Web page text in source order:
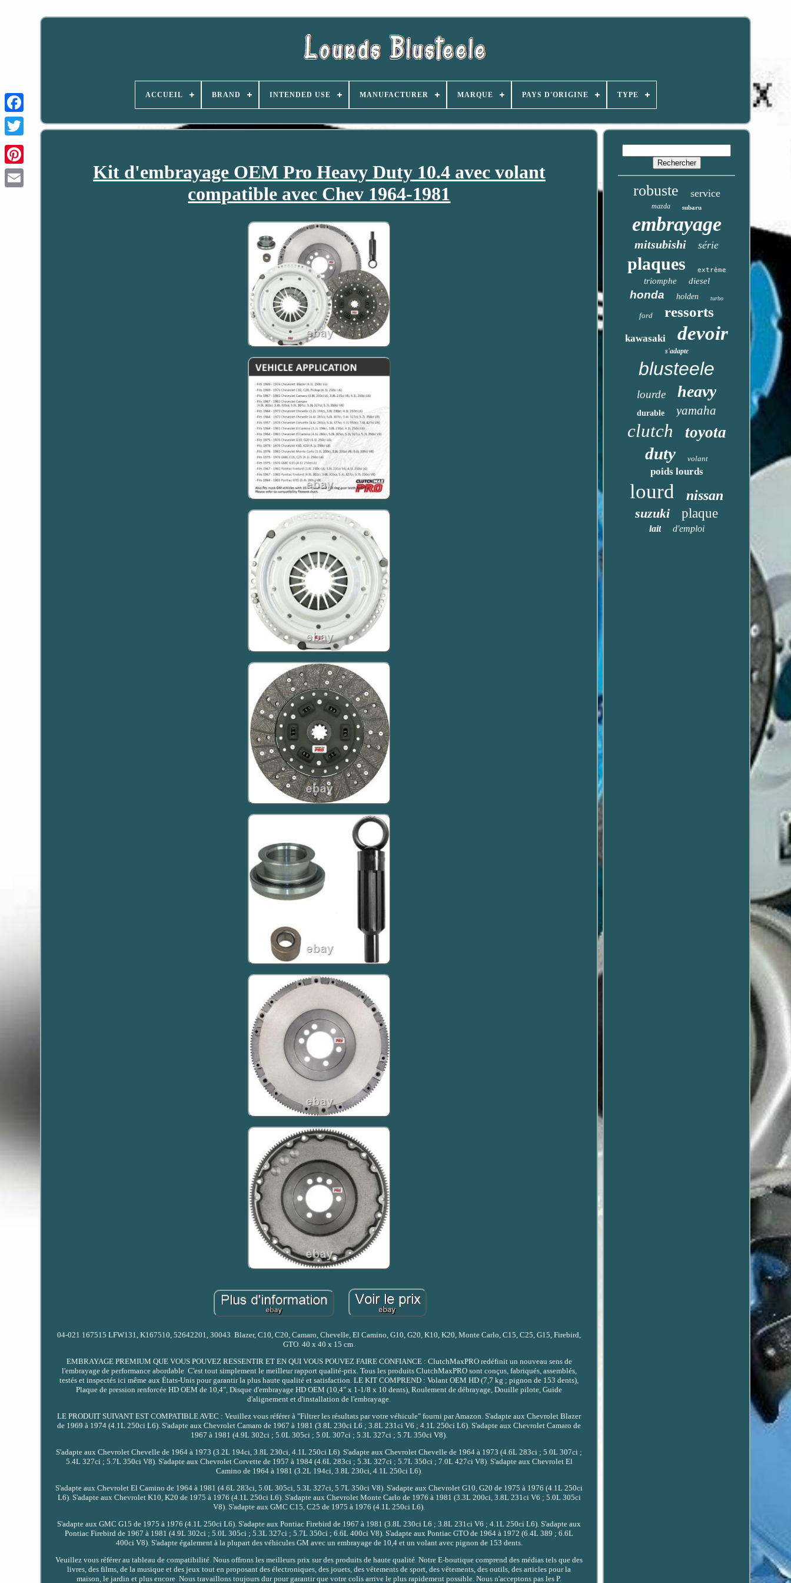
ACCUEIL BRAND INTENDED USE MANUFACTURER MARQUE PAYS D'ORIGINE TYPE
Kit d'embrayage OEM Pro Heavy Duty 10.4 avec volant
compatible avec Chev 1964-1981
04-021 167515 LFW131, K167510, 52642201, 30043. Blazer, C10, C20, Camaro, Chevelle, El Camino, G10, G20, K10, K20, Monte Carlo, C15, C25, G15, Firebird,
GTO. 40 x 40 x 15 cm.
EMBRAYAGE PREMIUM QUE VOUS POUVEZ RESSENTIR ET EN QUI VOUS POUVEZ FAIRE CONFIANCE : ClutchMaxPRO redéfinit un nouveau sens de
l'embrayage de performance abordable. C'est tout simplement le meilleur rapport qualité-prix. Tous les produits ClutchMaxPRO sont conçus, fabriqués, assemblés,
testés et inspectés ici même aux États-Unis pour garantir la plus haute qualité et satisfaction. LE KIT COMPREND : Volant OEM HD (7,7 kg ; pignon de 153 dents),
Plaque de pression renforcée HD OEM de 10,4", Disque d'embrayage HD OEM (10,4" x 1-1/8 x 10 dents), Roulement de débrayage, Douille pilote, Guide
d'alignement et d'installation de l'embrayage.
LE PRODUIT SUIVANT EST COMPATIBLE AVEC : Veuillez vous référer à "Filtrer les résultats par votre véhicule" fourni par Amazon. S'adapte aux Chevrolet Blazer
de 1969 à 1974 (4.1L 250ci L6). S'adapte aux Chevrolet Camaro de 1967 à 1981 (3.8L 230ci L6 ; 3.8L 231ci V6 ; 4.1L 250ci L6). S'adapte aux Chevrolet Camaro de
1967 à 1981 (4.9L 302ci ; 5.0L 305ci ; 5.0L 307ci ; 5.3L 327ci ; 5.7L 350ci V8).
S'adapte aux Chevrolet Chevelle de 1964 à 1973 (3.2L 194ci, 3.8L 230ci, 4.1L 250ci L6). S'adapte aux Chevrolet Chevelle de 1964 à 1973 (4.6L 283ci ; 5.0L 307ci ;
5.4L 327ci ; 5.7L 350ci V8). S'adapte aux Chevrolet Corvette de 1957 à 1984 (4.6L 283ci ; 5.3L 327ci ; 5.7L 350ci ; 7.0L 427ci V8). S'adapte aux Chevrolet El
Camino de 1964 à 1981 (3.2L 194ci, 3.8L 230ci, 4.1L 250ci L6).
S'adapte aux Chevrolet El Camino de 1964 à 1981 (4.6L 283ci, 5.0L 305ci, 5.3L 327ci, 5.7L 350ci V8). S'adapte aux Chevrolet G10, G20 de 1975 à 1976 (4.1L 250ci
L6). S'adapte aux Chevrolet K10, K20 de 1975 à 1976 (4.1L 250ci L6). S'adapte aux Chevrolet Monte Carlo de 1976 à 1981 (3.3L 200ci, 3.8L 231ci V6 ; 5.0L 305ci
V8). S'adapte aux GMC C15, C25 de 1975 à 1976 (4.1L 250ci L6).
S'adapte aux GMC G15 de 1975 à 1976 (4.1L 250ci L6). S'adapte aux Pontiac Firebird de 1967 à 1981 (3.8L 230ci L6 ; 3.8L 231ci V6 ; 4.1L 250ci L6). S'adapte aux
Pontiac Firebird de 1967 à 1981 (4.9L 302ci ; 5.0L 305ci ; 5.3L 327ci ; 5.7L 350ci ; 6.6L 400ci V8). S'adapte aux Pontiac GTO de 1964 à 1972 (6.4L 389 ; 6.6L
400ci V8). S'adapte également à la plupart des véhicules GM avec un embrayage de 10,4 et un volant avec pignon de 153 dents.
Veuillez vous référer au tableau de compatibilité. Nous offrons les meilleurs prix sur des produits de haute qualité. Notre E-boutique comprend des médias tels que des
livres, des films, de la musique et des jeux tout en proposant des électroniques, des jouets, des vêtements de sport, des vêtements, des outils, des articles pour la
maison, le jardin et plus encore. Nous travaillons toujours dur pour garantir que votre colis arrive le plus rapidement possible. Nous n'acceptons pas les P.
robuste service
mazda subaru
embrayage
mitsubishi série
plaques extrême
triomphe diesel
honda holden turbo
ford ressorts
kawasaki devoir
s'adapte
blusteele
lourde heavy
durable yamaha
clutch toyota
duty volant
poids lourds
lourd nissan
suzuki plaque
lait d'emploi